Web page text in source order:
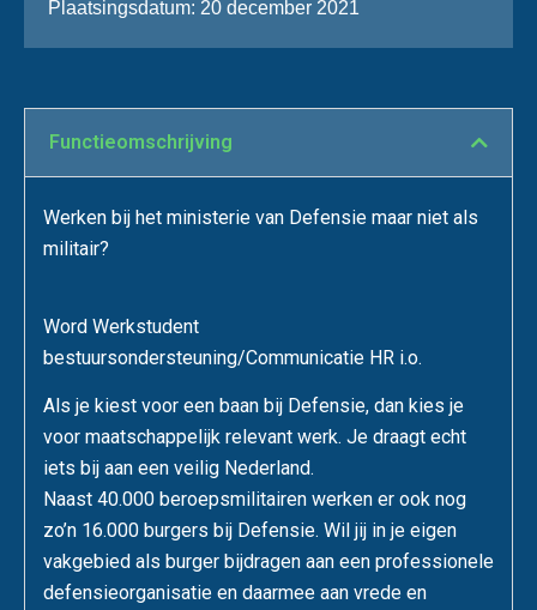
Plaatsingsdatum 20 december 2021
Functie­omschrijving
Werken bij het ministerie van Defensie maar niet als
militair?
Word Werkstudent
bestuursondersteuning/Communicatie HR i.o.
Als je kiest voor een baan bij Defensie, dan kies je
voor maatschappelijk relevant werk. Je draagt echt
iets bij aan een veilig Nederland.
Naast 40.000 beroepsmilitairen werken er ook nog
zo’n 16.000 burgers bij Defensie. Wil jij in je eigen
vakgebied als burger bijdragen aan een professionele
defensieorganisatie en daarmee aan vrede en